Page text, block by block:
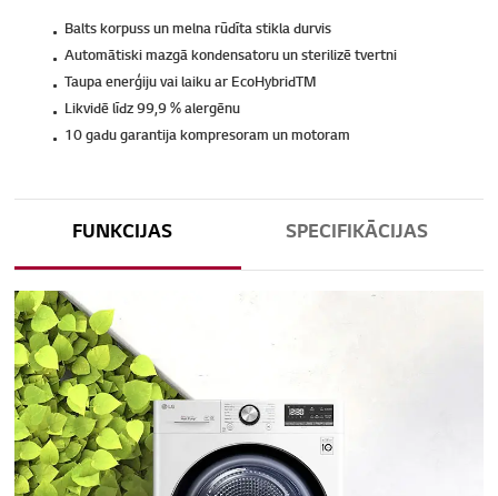
Balts korpuss un melna rūdīta stikla durvis
Automātiski mazgā kondensatoru un sterilizē tvertni
Taupa enerģiju vai laiku ar EcoHybridTM
Likvidē līdz 99,9 % alergēnu
10 gadu garantija kompresoram un motoram
FUNKCIJAS SPECIFIKĀCIJAS